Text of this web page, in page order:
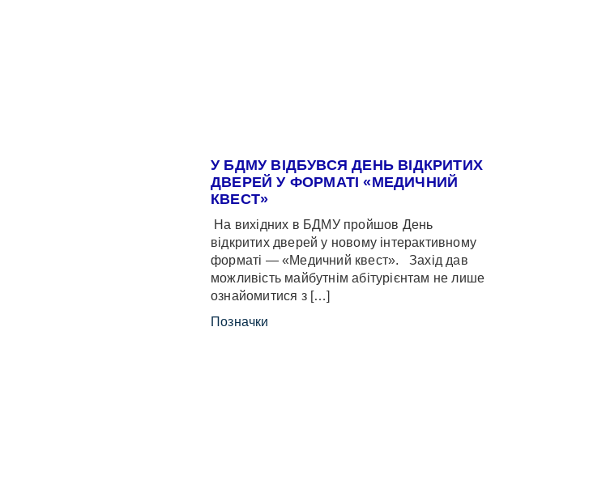
У БДМУ ВІДБУВСЯ ДЕНЬ ВІДКРИТИХ
ДВЕРЕЙ У ФОРМАТІ «МЕДИЧНИЙ
КВЕСТ»
На вихідних в БДМУ пройшов День
відкритих дверей у новому інтерактивному
форматі — «Медичний квест». Захід дав
можливість майбутнім абітурієнтам не лише
ознайомитися з […]
Позначки